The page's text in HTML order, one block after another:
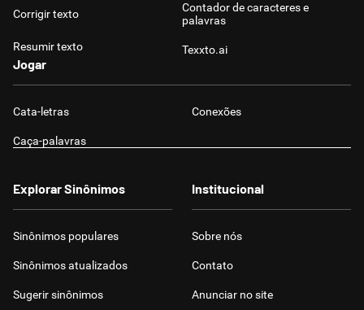
Corrigir texto
Resumir texto
Contador de caracteres e
palavras
Texxto.ai
Jogar
Cata-letras Conexões
Caça-palavras
Explorar Sinônimos
Sinônimos populares
Sinônimos atualizados
Sugerir sinônimos
Institucional
Sobre nós
Contato
Anunciar no site